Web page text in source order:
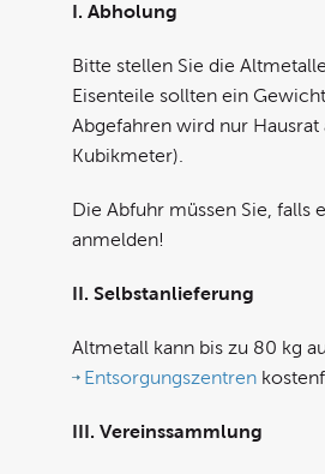
I. Abholung
Bitte stellen Sie die
Eisenteile sollten ein
Abgefahren wird nur
Kubikmeter).
Die Abfuhr müssen Sie, falls
anmelden!
II. Selbstanlieferung
Altmetall kann bis zu 80 kg
Entsorgungszentren
III. Vereinssammlung